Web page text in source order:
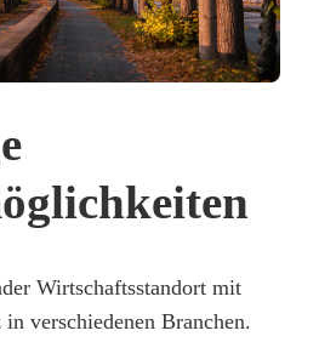
Wirtschaftsstandort mit
in verschiedenen Branchen.